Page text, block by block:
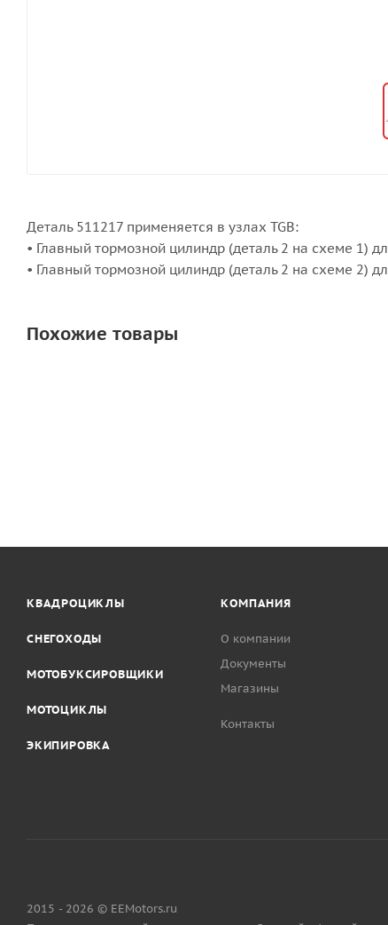
Деталь 511217 применяется в узлах TGB:
• Главный тормозной цилиндр (деталь 2 на схеме 1)
• Главный тормозной цилиндр (деталь 2 на схеме 2)
Похожие товары
КВАДРОЦИКЛЫ
СНЕГОХОДЫ
МОТОБУКСИРОВЩИКИ
МОТОЦИКЛЫ
ЭКИПИРОВКА
КОМПАНИЯ
О компании
Документы
Магазины
Контакты
2015 - 2026 © EEMotors.ru